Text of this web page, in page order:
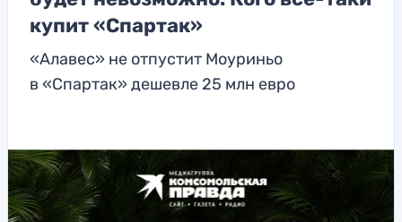
купит «Спартак»
«Алавес» не отпустит Моуриньо
в «Спартак» дешевле 25 млн евро